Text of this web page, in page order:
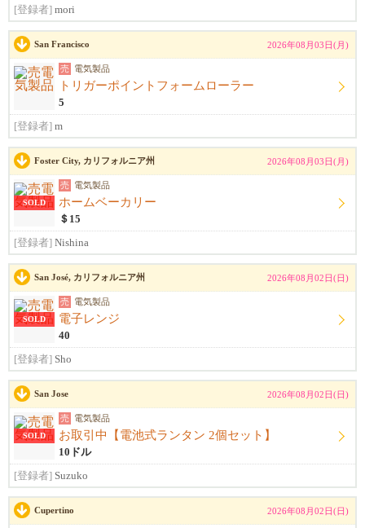
[登録者] mori
San Francisco 2026年08月03日(月)
売 電気製品
トリガーポイントフォームローラー
5
[登録者] m
Foster City, カリフォルニア州 2026年08月03日(月)
SOLD
売 電気製品
ホームベーカリー
＄15
[登録者] Nishina
San José, カリフォルニア州 2026年08月02日(日)
SOLD
売 電気製品
電子レンジ
40
[登録者] Sho
San Jose 2026年08月02日(日)
SOLD
売 電気製品
お取引中【電池式ランタン 2個セット】
10ドル
[登録者] Suzuko
Cupertino 2026年08月02日(日)